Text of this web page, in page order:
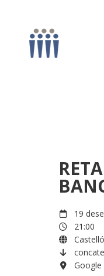
19
21:00
Castelló
Google